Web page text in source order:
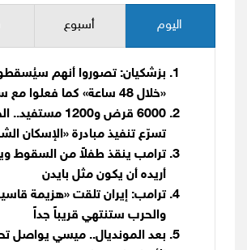
اليوم أسبوع
بزشكيان: تصوروا أنهم
«خلال 48 ساعة» كما فعلوا مع سوريا
6000 قرض و1200
تسرّع تنفيذ مبادرة «الإسكان
ترامب ينقذ طفلاً من السقوط
أريده أن يكون مثل بايدن
ترامب: إيران تلقت «هزيمة
والحرب ستنتهي قريباً جداً
بعد المونديال.. ميسي يواصل